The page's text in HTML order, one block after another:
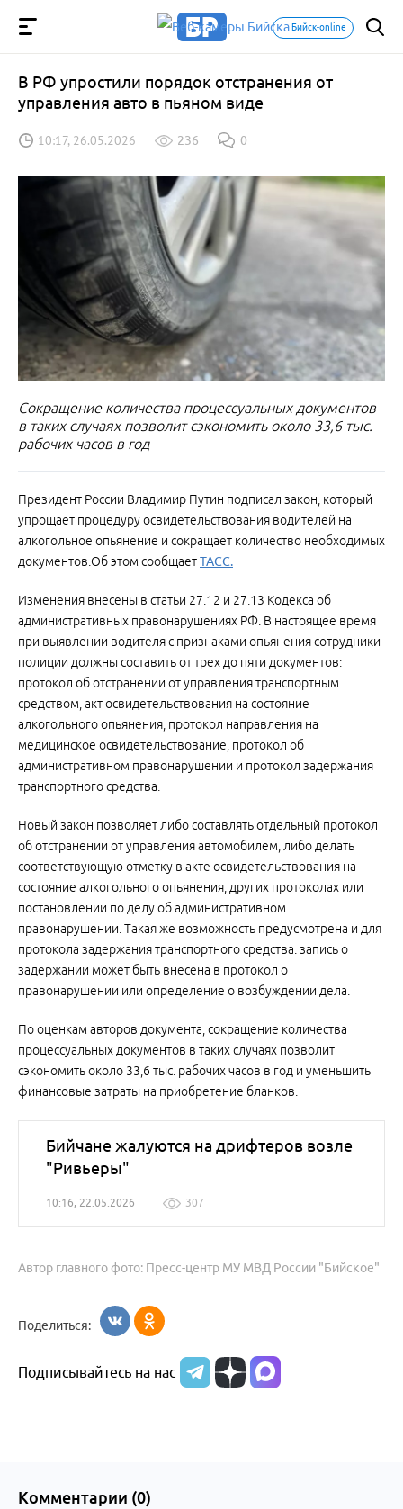
Бийск-online
В РФ упростили порядок отстранения от
управления авто в пьяном виде
10:17, 26.05.2026 236 0
Сокращение количества процессуальных документов
в таких случаях позволит сэкономить около 33,6 тыс.
рабочих часов в год
Президент России Владимир Путин подписал закон, который
упрощает процедуру освидетельствования водителей на
алкогольное опьянение и сокращает количество необходимых
документов.Об этом сообщаетТАСС.
Изменения внесены в статьи 27.12 и 27.13 Кодекса об
административных правонарушениях РФ. В настоящее время
при выявлении водителя с признаками опьянения сотрудники
полиции должны составить от трех до пяти документов:
протокол об отстранении от управления транспортным
средством, акт освидетельствования на состояние
алкогольного опьянения, протокол направления на
медицинское освидетельствование, протокол об
административном правонарушении и протокол задержания
транспортного средства.
Новый закон позволяет либо составлять отдельный протокол
об отстранении от управления автомобилем, либо делать
соответствующую отметку в акте освидетельствования на
состояние алкогольного опьянения, других протоколах или
постановлении по делу об административном
правонарушении. Такая же возможность предусмотрена и для
протокола задержания транспортного средства: запись о
задержании может быть внесена в протокол о
правонарушении или определение о возбуждении дела.
По оценкам авторов документа, сокращение количества
процессуальных документов в таких случаях позволит
сэкономить около 33,6 тыс. рабочих часов в год и уменьшить
финансовые затраты на приобретение бланков.
Бийчане жалуются на дрифтеров возле
"Ривьеры"
10:16, 22.05.2026 307
Автор главного фото: Пресс-центр МУ МВД России "Бийское"
Поделиться:
Подписывайтесь на нас
Комментарии (0)